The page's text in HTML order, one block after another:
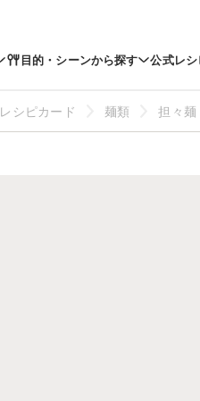
目的・シーンから探す 公式レシ
レシピカード 麺類 担々麺